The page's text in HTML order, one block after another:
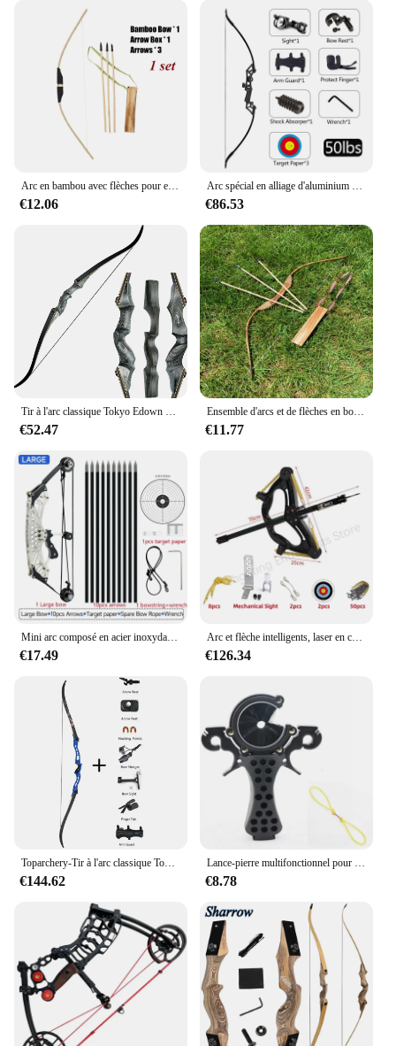
Arc en bambou avec flèches pour enfants, ensemble de tir à l'arc, tir en plein air, pratique des loisirs, ensembles de jouets de chasse pour enfants, 1 ensemble, 2 ensembles, 70cm, 27.5 po
€12.06
Arc spécial en alliage d'aluminium avec poignée, 40/50 livres, pour tir à l'arc droitier
€86.53
Tir à l'arc classique Tokyo Edown avec membres de noyau en bambou, chasse à l'arc, pratique de la cible, chasseur noir, cible artérielle 30-65, 58 po
€52.47
Ensemble d'arcs et de flèches en bois de bambou pour enfants, 3 flèches de sécurité, protection de bras chirurgical, tir à l'arc en plein air, jouets de chasse, cadeau pour enfants
€11.77
Mini arc composé en acier inoxydable 304, tir à l'arc intérieur et extérieur, poulie de chasse, arc de décompression et 10 flèches
€17.49
Arc et flèche intelligents, laser en caoutchouc extérieur, boule d'acier de tir, composite métallique télescopique, injuste et fierté
€126.34
€144.62 €8.78